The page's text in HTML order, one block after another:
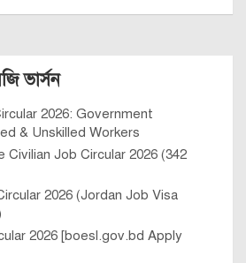
ভার্সন
2026: Government
& Unskilled Workers
Civilian Job Circular 2026 (342
2026 (Jordan Job Visa
2026 [boesl.gov.bd Apply